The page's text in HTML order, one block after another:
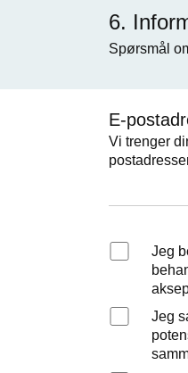
Spørsmål
E-
Vi trenger
Jeg
Jeg